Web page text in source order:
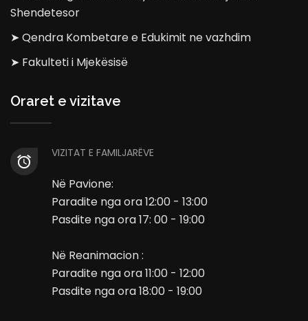
Shendetesor
➤ Qendra Kombetare e Edukimit ne vazhdim
➤ Fakulteti i Mjekësisë
Oraret e vizitave
VIZITAT E FAMILJARËVE
Në Pavione:
Paradite nga ora 12:00 - 13:00
Pasdite nga ora 17: 00 - 19:00
Në Reanimacion :
Paradite nga ora 11:00 - 12:00
Pasdite nga ora 18:00 - 19:00